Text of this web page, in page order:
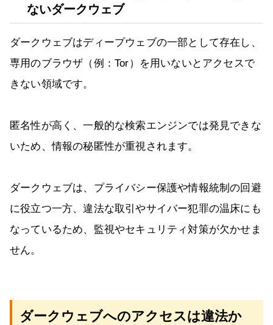
ないダークウェブ
ダークウェブはディープウェブの一部として存在し、
専用のブラウザ（例：Tor）を用いないとアクセスで
きない領域です。
匿名性が高く、一般的な検索エンジンでは発見できな
いため、情報の秘匿性が重視されます。
ダークウェブは、プライバシー保護や情報統制の回避
に役立つ一方、違法な取引やサイバー犯罪の温床にも
なっているため、監視やセキュリティ対策が欠かせま
せん。
ダークウェブへのアクセスは違法か